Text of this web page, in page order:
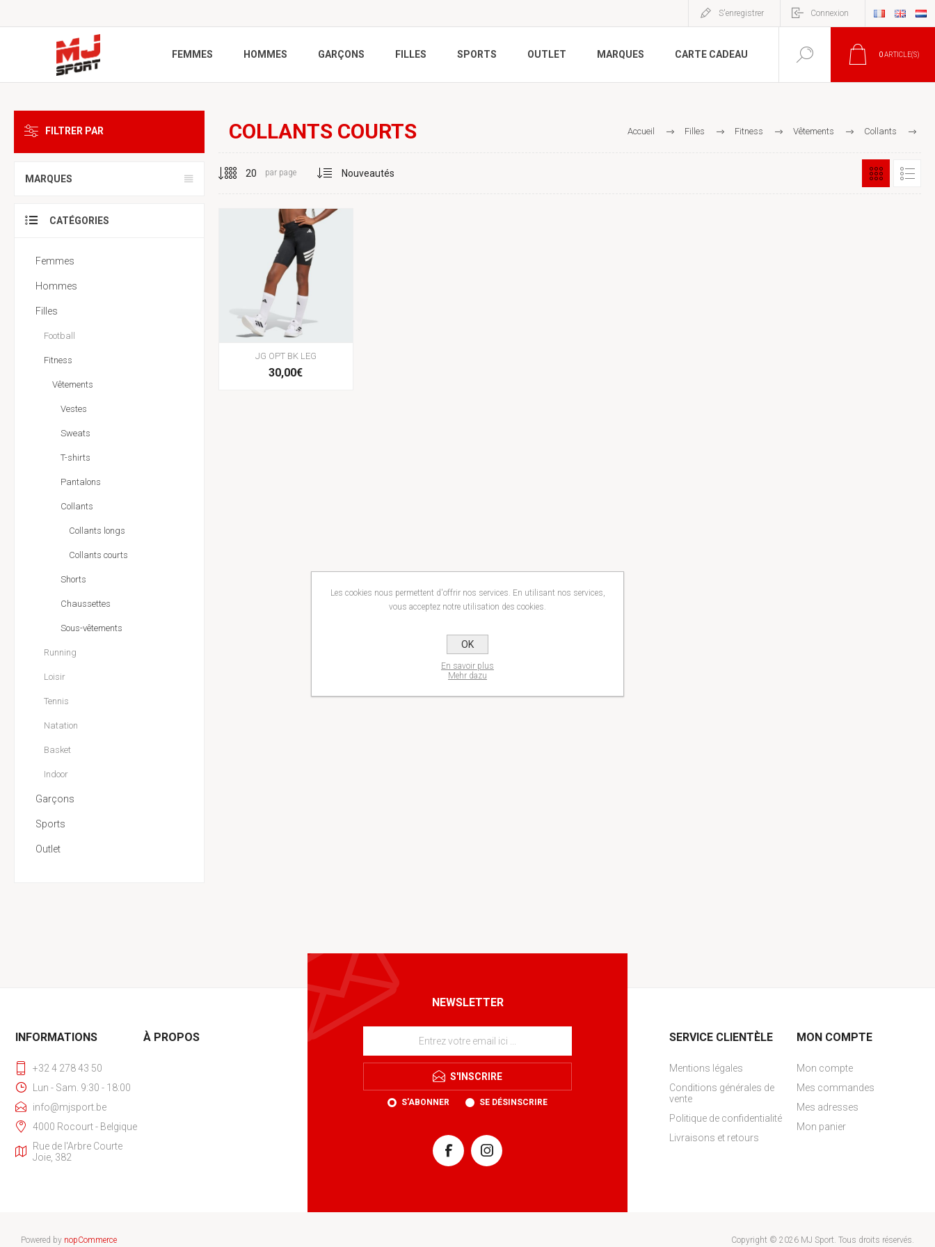
S'enregistrer Connexion
FEMMES HOMMES GARÇONS FILLES SPORTS OUTLET MARQUES CARTE CADEAU 0ARTICLE(S)
Accueil Filles Fitness Vêtements Collants
COLLANTS COURTS
par page
JG OPT BK LEG
30,00€
FILTRER PAR
MARQUES
CATÉGORIES
Femmes
Hommes
Filles
Football
Fitness
Vêtements
Vestes
Sweats
T-shirts
Pantalons
Collants
Collants longs
Collants courts
Shorts
Chaussettes
Sous-vêtements
Running
Loisir
Tennis
Natation
Basket
Indoor
Garçons
Sports
Outlet
NEWSLETTER
S'INSCRIRE
S'ABONNER SE DÉSINSCRIRE
INFORMATIONS
+32 4 278 43 50
Lun - Sam. 9:30 - 18:00
info@mjsport.be
4000 Rocourt - Belgique
Rue de l'Arbre Courte
Joie, 382
À PROPOS SERVICE CLIENTÈLE
Mentions légales
Conditions générales de
vente
Politique de confidentialité
Livraisons et retours
MON COMPTE
Mon compte
Mes commandes
Mes adresses
Mon panier
Powered by nopCommerce Copyright © 2026 MJ Sport. Tous droits réservés.
Les cookies nous permettent d'offrir nos services. En utilisant nos services,
vous acceptez notre utilisation des cookies.
OK
En savoir plus
Mehr dazu